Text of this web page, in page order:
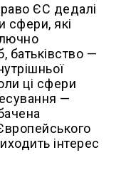
ЄС дедалі
сфери, які
батьківство —
ці сфери
—
інтерес